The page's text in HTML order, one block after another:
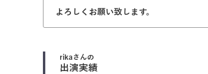
よろしくお願い致します。
rikaさんの
出演実績